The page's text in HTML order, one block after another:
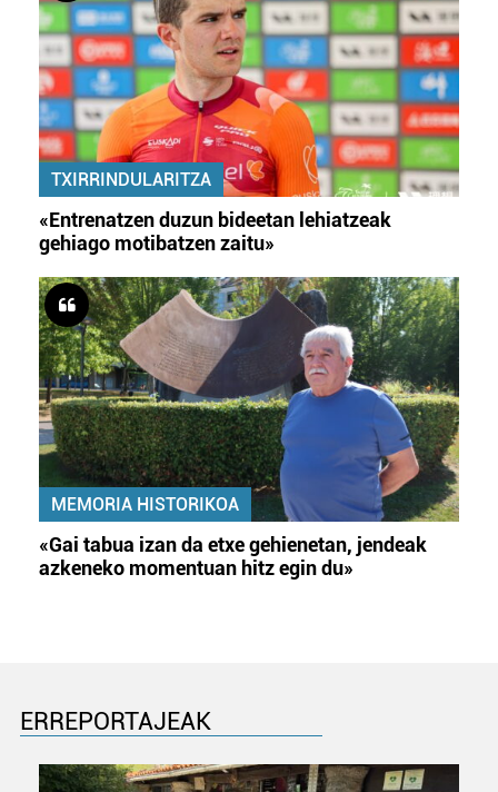
TXIRRINDULARITZA
«Entrenatzen duzun bideetan lehiatzeak
gehiago motibatzen zaitu»
MEMORIA HISTORIKOA
«Gai tabua izan da etxe gehienetan, jendeak
azkeneko momentuan hitz egin du»
ERREPORTAJEAK